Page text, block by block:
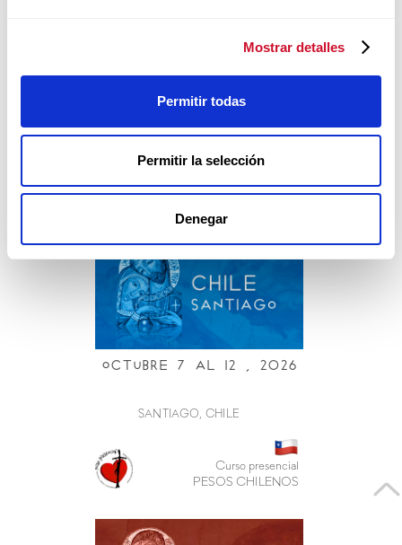
Mostrar detalles
Permitir todas
Permitir la selección
Denegar
Agosto 22 al 28, 2026
KALWARIA, POLONIA
EUR
Octubre 7 al i2 , 2026
SANTIAGO, CHILE
Curso presencial
PESOS CHILENOS